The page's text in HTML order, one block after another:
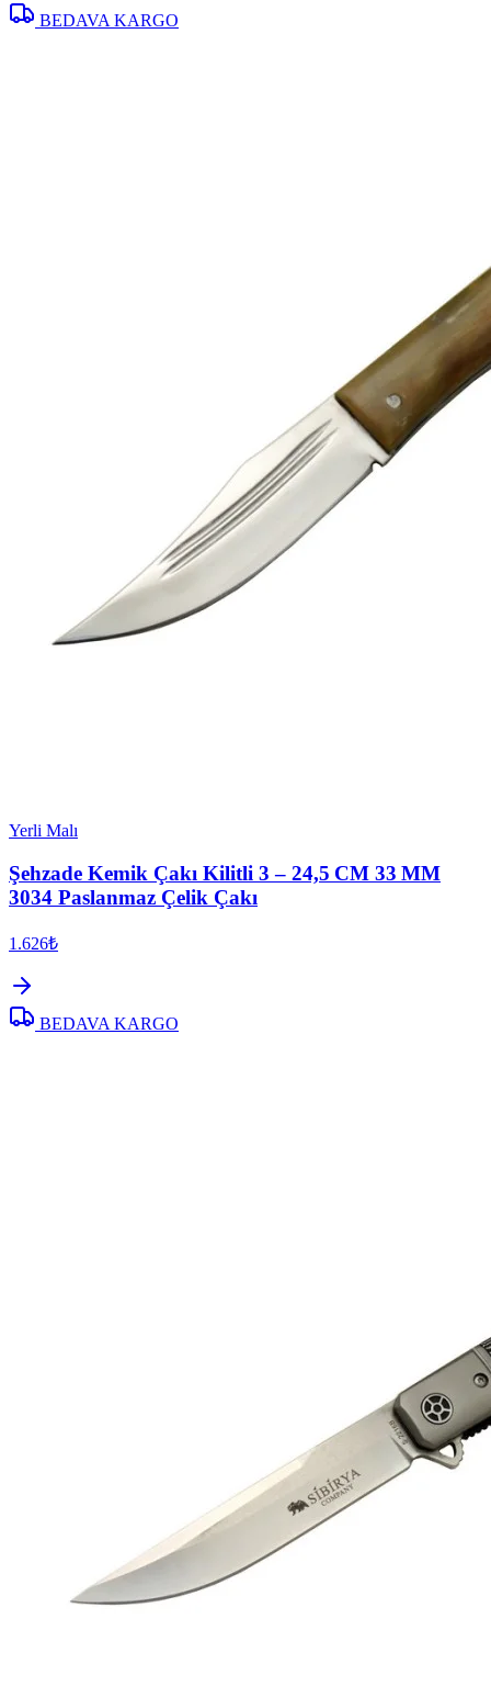
BEDAVA KARGO
Yerli Malı
Şehzade Kemik Çakı Kilitli 3 – 24,5 CM 33 MM
3034 Paslanmaz Çelik Çakı
1.626₺
BEDAVA KARGO